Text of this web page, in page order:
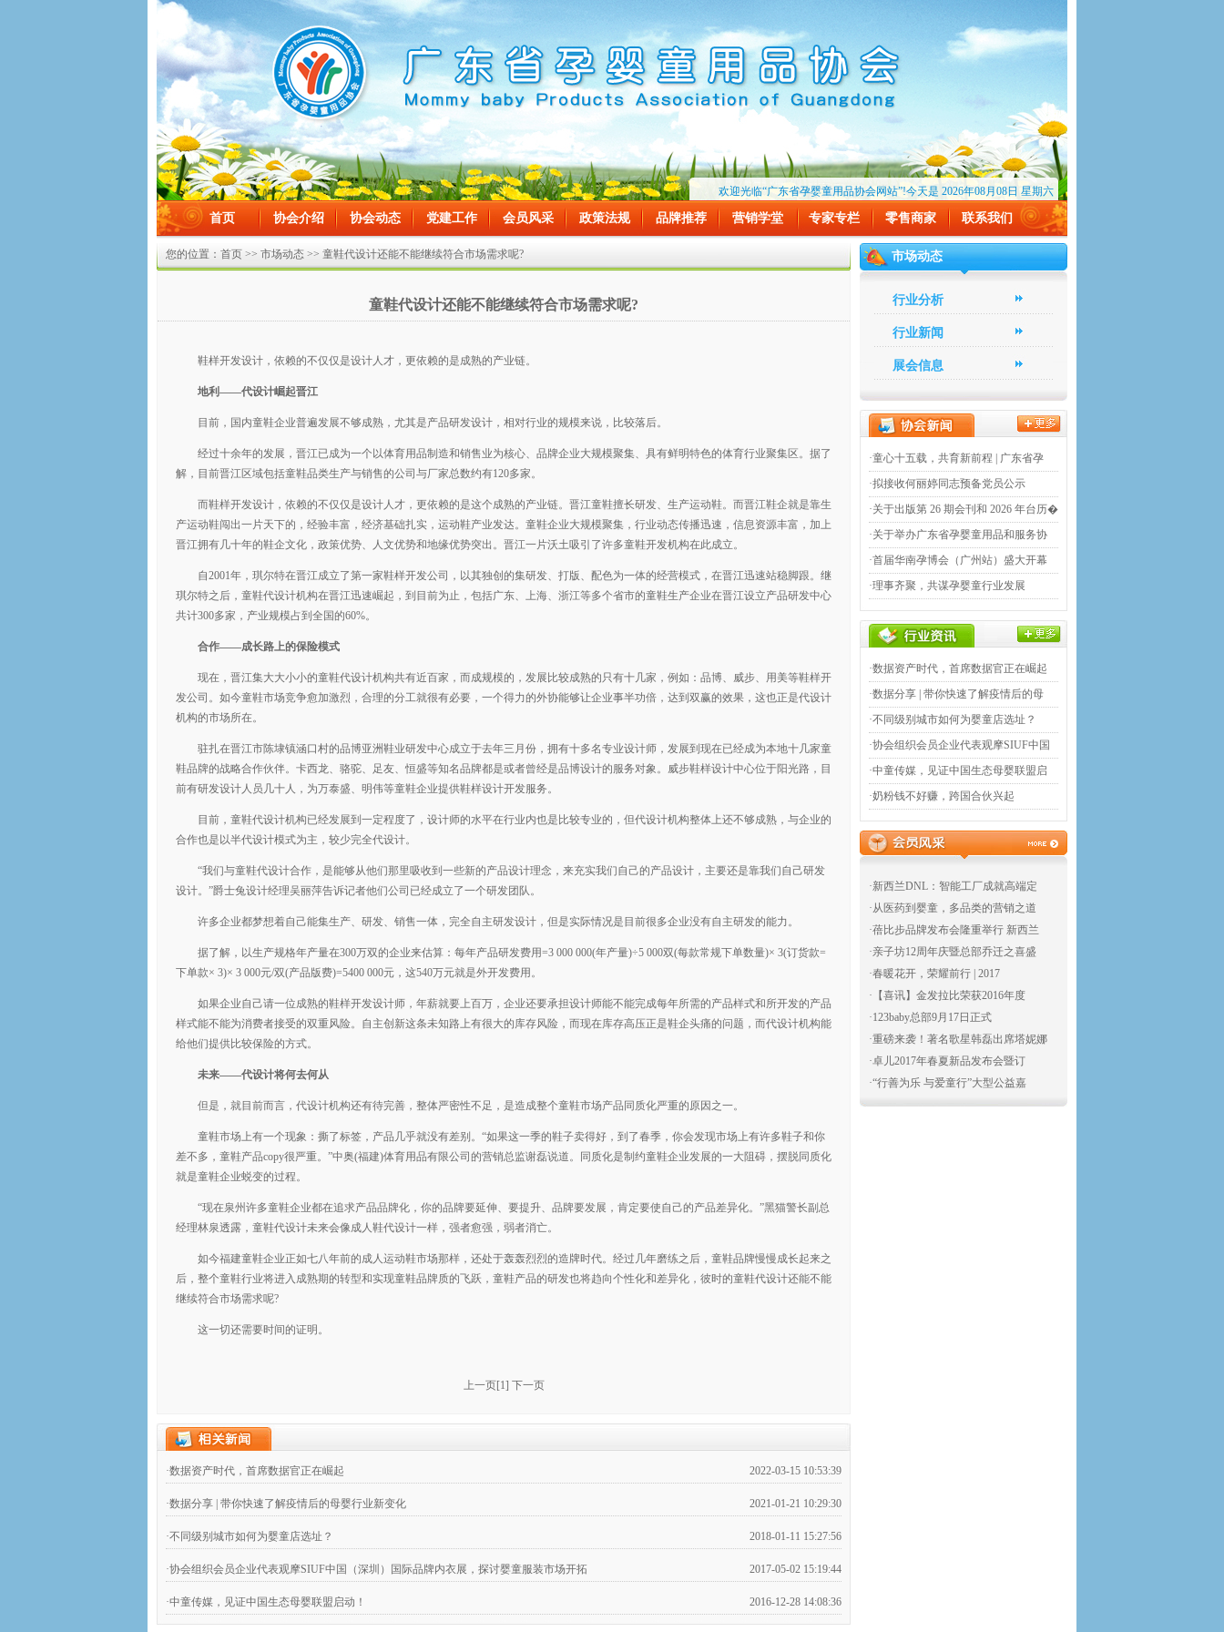
欢迎光临“广东省孕婴童用品协会网站”!今天是 2026年08月08日 星期六
首页 协会介绍 协会动态 党建工作 会员风采 政策法规 品牌推荐 营销学堂 专家专栏 零售商家 联系我们
在线留言
您的位置： 首页 >> 市场动态 >> 童鞋代设计还能不能继续符合市场需求呢?
童鞋代设计还能不能继续符合市场需求呢?
鞋样开发设计，依赖的不仅仅是设计人才，更依赖的是成熟的产业链。
地利——代设计崛起晋江
目前，国内童鞋企业普遍发展不够成熟，尤其是产品研发设计，相对行业的规模来说，比较落后。
经过十余年的发展，晋江已成为一个以体育用品制造和销售业为核心、品牌企业大规模聚集、具有鲜明特色的体育行业聚集区。据了
解，目前晋江区域包括童鞋品类生产与销售的公司与厂家总数约有120多家。
而鞋样开发设计，依赖的不仅仅是设计人才，更依赖的是这个成熟的产业链。晋江童鞋擅长研发、生产运动鞋。而晋江鞋企就是靠生
产运动鞋闯出一片天下的，经验丰富，经济基础扎实，运动鞋产业发达。童鞋企业大规模聚集，行业动态传播迅速，信息资源丰富，加上
晋江拥有几十年的鞋企文化，政策优势、人文优势和地缘优势突出。晋江一片沃土吸引了许多童鞋开发机构在此成立。
自2001年，琪尔特在晋江成立了第一家鞋样开发公司，以其独创的集研发、打版、配色为一体的经营模式，在晋江迅速站稳脚跟。继
琪尔特之后，童鞋代设计机构在晋江迅速崛起，到目前为止，包括广东、上海、浙江等多个省市的童鞋生产企业在晋江设立产品研发中心
共计300多家，产业规模占到全国的60%。
合作——成长路上的保险模式
现在，晋江集大大小小的童鞋代设计机构共有近百家，而成规模的，发展比较成熟的只有十几家，例如：品博、威步、用美等鞋样开
发公司。如今童鞋市场竞争愈加激烈，合理的分工就很有必要，一个得力的外协能够让企业事半功倍，达到双赢的效果，这也正是代设计
机构的市场所在。
驻扎在晋江市陈埭镇涵口村的品博亚洲鞋业研发中心成立于去年三月份，拥有十多名专业设计师，发展到现在已经成为本地十几家童
鞋品牌的战略合作伙伴。卡西龙、骆驼、足友、恒盛等知名品牌都是或者曾经是品博设计的服务对象。威步鞋样设计中心位于阳光路，目
前有研发设计人员几十人，为万泰盛、明伟等童鞋企业提供鞋样设计开发服务。
目前，童鞋代设计机构已经发展到一定程度了，设计师的水平在行业内也是比较专业的，但代设计机构整体上还不够成熟，与企业的
合作也是以半代设计模式为主，较少完全代设计。
“我们与童鞋代设计合作，是能够从他们那里吸收到一些新的产品设计理念，来充实我们自己的产品设计，主要还是靠我们自己研发
设计。”爵士兔设计经理吴丽萍告诉记者他们公司已经成立了一个研发团队。
许多企业都梦想着自己能集生产、研发、销售一体，完全自主研发设计，但是实际情况是目前很多企业没有自主研发的能力。
据了解，以生产规格年产量在300万双的企业来估算：每年产品研发费用=3 000 000(年产量)÷5 000双(每款常规下单数量)× 3(订货款=
下单款× 3)× 3 000元/双(产品版费)=5400 000元，这540万元就是外开发费用。
如果企业自己请一位成熟的鞋样开发设计师，年薪就要上百万，企业还要承担设计师能不能完成每年所需的产品样式和所开发的产品
样式能不能为消费者接受的双重风险。自主创新这条未知路上有很大的库存风险，而现在库存高压正是鞋企头痛的问题，而代设计机构能
给他们提供比较保险的方式。
未来——代设计将何去何从
但是，就目前而言，代设计机构还有待完善，整体严密性不足，是造成整个童鞋市场产品同质化严重的原因之一。
童鞋市场上有一个现象：撕了标签，产品几乎就没有差别。“如果这一季的鞋子卖得好，到了春季，你会发现市场上有许多鞋子和你
差不多，童鞋产品copy很严重。”中奥(福建)体育用品有限公司的营销总监谢磊说道。同质化是制约童鞋企业发展的一大阻碍，摆脱同质化
就是童鞋企业蜕变的过程。
“现在泉州许多童鞋企业都在追求产品品牌化，你的品牌要延伸、要提升、品牌要发展，肯定要使自己的产品差异化。”黑猫警长副总
经理林泉透露，童鞋代设计未来会像成人鞋代设计一样，强者愈强，弱者消亡。
如今福建童鞋企业正如七八年前的成人运动鞋市场那样，还处于轰轰烈烈的造牌时代。经过几年磨练之后，童鞋品牌慢慢成长起来之
后，整个童鞋行业将进入成熟期的转型和实现童鞋品牌质的飞跃，童鞋产品的研发也将趋向个性化和差异化，彼时的童鞋代设计还能不能
继续符合市场需求呢?
这一切还需要时间的证明。
上一页[1] 下一页
·数据资产时代，首席数据官正在崛起 2022-03-15 10:53:39
·数据分享 | 带你快速了解疫情后的母婴行业新变化 2021-01-21 10:29:30
·不同级别城市如何为婴童店选址？ 2018-01-11 15:27:56
·协会组织会员企业代表观摩SIUF中国（深圳）国际品牌内衣展，探讨婴童服装市场开拓 2017-05-02 15:19:44
·中童传媒，见证中国生态母婴联盟启动！ 2016-12-28 14:08:36
市场动态
行业分析
行业新闻
展会信息
·童心十五载，共育新前程 | 广东省孕
·拟接收何丽婷同志预备党员公示
·关于出版第 26 期会刊和 2026 年台历�
·关于举办广东省孕婴童用品和服务协
·首届华南孕博会（广州站）盛大开幕
·理事齐聚，共谋孕婴童行业发展
·数据资产时代，首席数据官正在崛起
·数据分享 | 带你快速了解疫情后的母
·不同级别城市如何为婴童店选址？
·协会组织会员企业代表观摩SIUF中国
�
·中童传媒，见证中国生态母婴联盟启
·奶粉钱不好赚，跨国合伙兴起
·新西兰DNL：智能工厂成就高端定
·从医药到婴童，多品类的营销之道
·蓓比步品牌发布会隆重举行 新西兰
·亲子坊12周年庆暨总部乔迁之喜盛
·春暖花开，荣耀前行 | 2017
·【喜讯】金发拉比荣获2016年度
·123baby总部9月17日正式
·重磅来袭！著名歌星韩磊出席塔妮娜
·卓儿2017年春夏新品发布会暨订
·“行善为乐 与爱童行”大型公益嘉